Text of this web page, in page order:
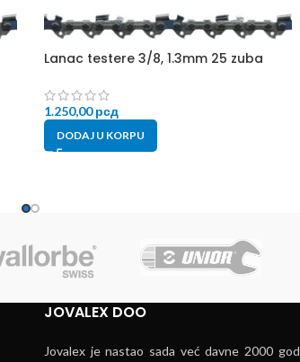
Lanac testere 3/8, 1.3mm 25 zuba
1.250,00рсд
DODAJ U KORPU
JOVALEX DOO
Jovalex je nastao sada već davne 2000